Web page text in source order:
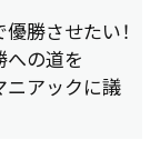
勝させたい！
への道を
ニアックに議